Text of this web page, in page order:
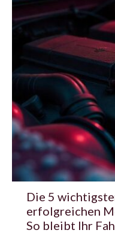
Die 5
erfolgreichen
So bleibt Ihr